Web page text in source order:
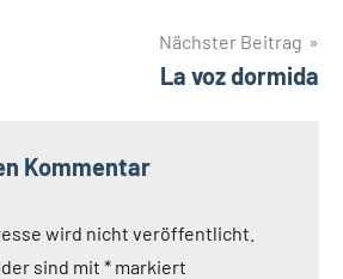
Nächster Beitrag
La voz dormida
Kommentar
wird nicht veröffentlicht.
sind mit * markiert